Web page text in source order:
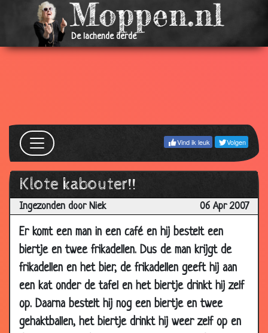
De lachende derde
Vind ik leuk Volgen
Klote kabouter!!
Ingezonden door Niek 06 Apr 2007
Er komt een man in een café en hij bestelt een
biertje en twee frikadellen. Dus de man krijgt de
frikadellen en het bier, de frikadellen geeft hij aan
een kat onder de tafel en het biertje drinkt hij zelf
op. Daarna bestelt hij nog een biertje en twee
gehaktballen, het biertje drinkt hij weer zelf op en
2007
18 Jun
2007
De eerste ruzie
04 Jun
2007
Belangrijke eigenschappen voor een
3.80
04 Jun
2007
In de nachttrein 3.86
04 Jun
Voorbestemd ongeluk 3.43
04 Jun
2007
De schoonheidssalon
2007
29 May
2007